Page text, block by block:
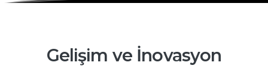
Gelişim ve İnovasyon